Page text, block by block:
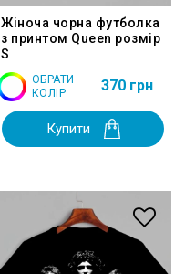
Жіноча чорна футболка
з принтом Queen розмір
S
ОБРАТИ
КОЛІР
370 грн
Купити